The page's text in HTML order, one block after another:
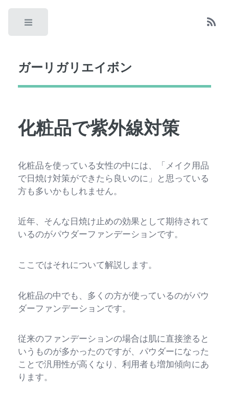
ガーリガリエイボン
化粧品で紫外線対策
化粧品を使っている女性の中には、「メイク用品
で日焼け対策ができたら良いのに」と思っている
方も多いかもしれません。
近年、そんな日焼け止めの効果として期待されて
いるのがパウダーファンデーションです。
ここではそれについて解説します。
化粧品の中でも、多くの方が使っているのがパウ
ダーファンデーションです。
従来のファンデーションの場合は肌に直接塗ると
いうものが多かったのですが、パウダーになった
ことで汎用性が高くなり、利用者も増加傾向にあ
ります。